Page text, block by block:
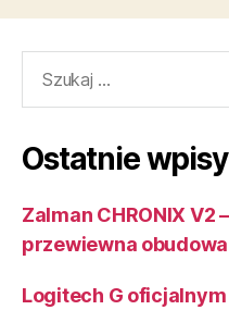
Ostatnie wpisy
Zalman CHRONIX
przewiewna
Logitech G